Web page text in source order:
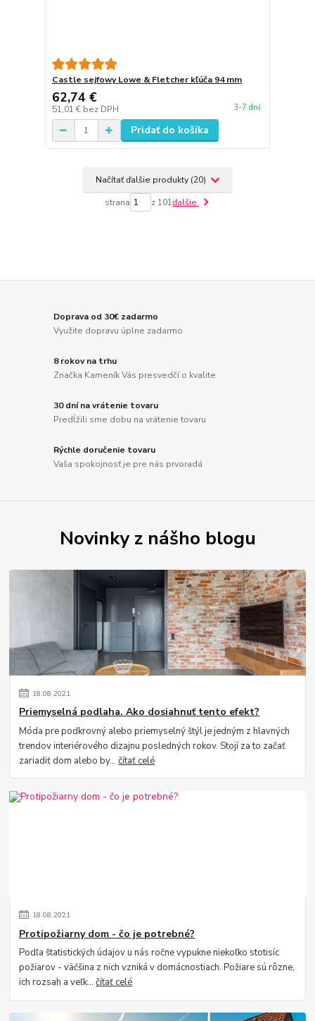
Castle sejfowy Lowe & Fletcher kľúča 94 mm
62,74 €
51,01 € bez DPH 3-7 dní
Pridať do košíka
Načítať ďalšie produkty (20)
strana z 101ďalšie
Doprava od 30€ zadarmo
Využite dopravu úplne zadarmo
8 rokov na trhu
Značka Kameník Vás presvedčí o kvalite
30 dní na vrátenie tovaru
Predĺžili sme dobu na vrátenie tovaru
Rýchle doručenie tovaru
Vaša spokojnosť je pre nás prvoradá
Novinky z nášho blogu
18.08.2021
Priemyselná podlaha. Ako dosiahnuť tento efekt?
Móda pre podkrovný alebo priemyselný štýl je jedným z hlavných
trendov interiérového dizajnu posledných rokov. Stojí za to začať
zariadiť dom alebo by...čítať celé
18.08.2021
Protipožiarny dom - čo je potrebné?
Podľa štatistických údajov u nás ročne vypukne niekoľko stotisíc
požiarov - väčšina z nich vzniká v domácnostiach. Požiare sú rôzne,
ich rozsah a veľk...čítať celé